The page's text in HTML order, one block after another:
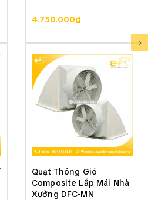
4.750.000₫
Quạt Thông Gió
Composite Lắp Mái Nhà
Xưởng DFC-MN